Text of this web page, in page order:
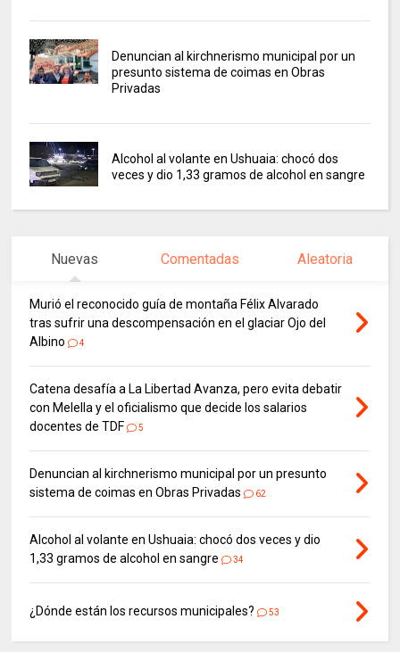
Denuncian al kirchnerismo municipal por un
presunto sistema de coimas en Obras
Privadas
Alcohol al volante en Ushuaia: chocó dos
veces y dio 1,33 gramos de alcohol en sangre
Nuevas Comentadas Aleatoria
Murió el reconocido guía de montaña Félix Alvarado
tras sufrir una descompensación en el glaciar Ojo del
Albino
4
Catena desafía a La Libertad Avanza, pero evita debatir
con Melella y el oficialismo que decide los salarios
docentes de TDF
5
Denuncian al kirchnerismo municipal por un presunto
sistema de coimas en Obras Privadas
62
Alcohol al volante en Ushuaia: chocó dos veces y dio
1,33 gramos de alcohol en sangre
34
¿Dónde están los recursos municipales? 53